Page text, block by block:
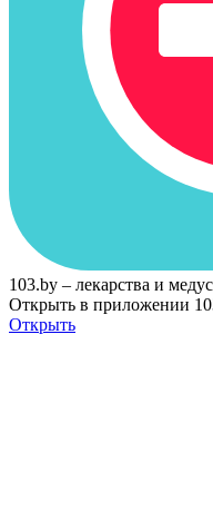
103.by – лекарства и
Открыть в приложении
Открыть